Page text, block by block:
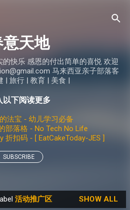
意天地
快乐 感恩的付出简单的喜悦 欢迎
马来西亚亲子部落客
| 旅行 | 教育 | 美食 |
以下阅读更多
法宝 - 幼儿学习必备
部落格 - No Tech No Life
折扣码 - [ EatCakeToday-JES ]
SUBSCRIBE
活动推广区 SHOW ALL